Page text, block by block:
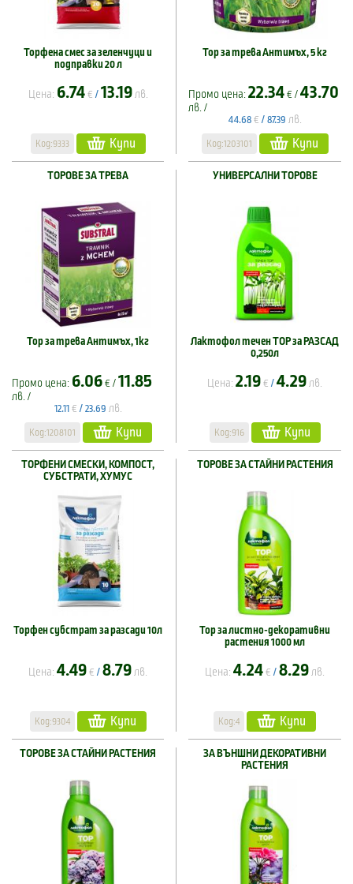
Торфена смес за зеленчуци и
подправки 20 л
Цена: 6.74 € / 13.19 лв.
Код:9333 Купи
Тор за трева Антимъх, 5 кг
Промо цена: 22.34 € / 43.70
лв. /
44.68 € / 87.39 лв.
Код:1203101 Купи
ТОРОВЕ ЗА ТРЕВА
Тор за трева Антимъх, 1кг
Промо цена: 6.06 € / 11.85
лв. /
12.11 € / 23.69 лв.
Код:1208101 Купи
УНИВЕРСАЛНИ ТОРОВЕ
Лактофол течен ТОР за РАЗСАД
0,250л
Цена: 2.19 € / 4.29 лв.
Код:916 Купи
ТОРФЕНИ СМЕСКИ, КОМПОСТ,
СУБСТРАТИ, ХУМУС
Торфен субстрат за разсади 10л
Цена: 4.49 € / 8.79 лв.
Код:9304 Купи
ТОРОВЕ ЗА СТАЙНИ РАСТЕНИЯ
Тор за листно-декоративни
растения 1000 мл
Цена: 4.24 € / 8.29 лв.
Код:4 Купи
ТОРОВЕ ЗА СТАЙНИ РАСТЕНИЯ
ЗА ВЪНШНИ ДЕКОРАТИВНИ
РАСТЕНИЯ